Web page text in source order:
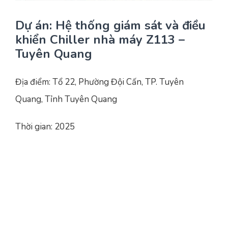
Thi công – Lắp đặt hệ thống HVAC
Dự án: Hệ thống giám sát và điều
khiển Chiller nhà máy Z113 –
Tuyên Quang
Địa điểm: Tổ 22, Phường Đội Cấn, TP. Tuyên
Quang, Tỉnh Tuyên Quang
Thời gian: 2025